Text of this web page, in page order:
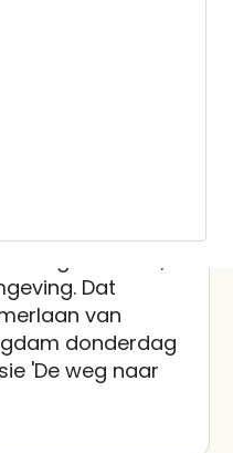
Proof
Dat
van
donderdag
'De weg naar